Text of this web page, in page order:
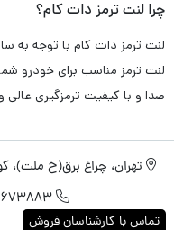
چرا لنت ترمز دات کام؟
لنت ترمز دات کام با توجه به
لنت ترمز مناسب برای خودرو
صدا و با کیفیت ترمزگیری
تهران، چراغ برق(خ ملت)، کوچه
تماس با کارشناسان فروش